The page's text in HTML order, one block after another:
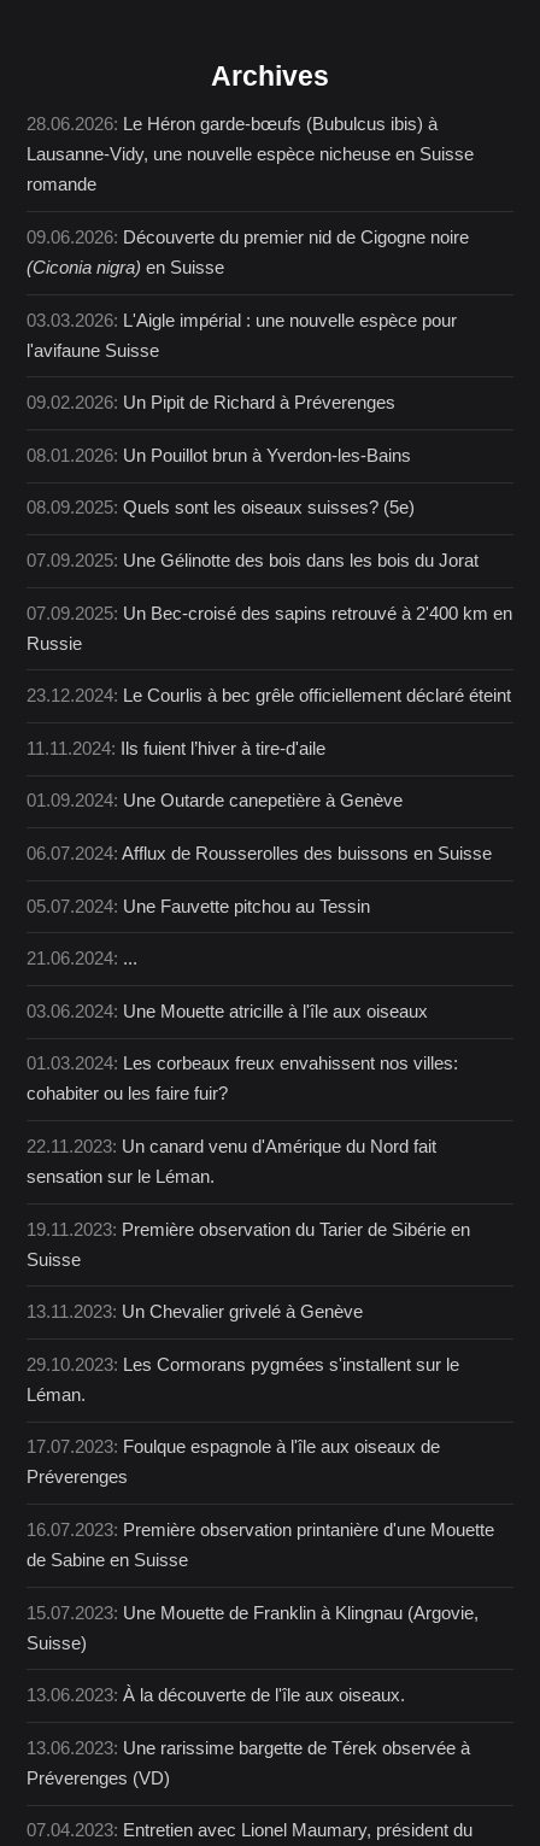
Archives
28.06.2026: Le Héron garde-bœufs (Bubulcus ibis) à
Lausanne-Vidy, une nouvelle espèce nicheuse en Suisse
romande
09.06.2026: Découverte du premier nid de Cigogne noire
(Ciconia nigra) en Suisse
03.03.2026: L'Aigle impérial : une nouvelle espèce pour
l'avifaune Suisse
09.02.2026: Un Pipit de Richard à Préverenges
08.01.2026: Un Pouillot brun à Yverdon-les-Bains
08.09.2025:Quels sont les oiseaux suisses? (5e)
07.09.2025: Une Gélinotte des bois dans les bois du Jorat
07.09.2025: Un Bec-croisé des sapins retrouvé à 2'400 km en
Russie
23.12.2024: Le Courlis à bec grêle officiellement déclaré éteint
11.11.2024: Ils fuient l’hiver à tire-d'aile
01.09.2024: Une Outarde canepetière à Genève
06.07.2024:Afflux de Rousserolles des buissons en Suisse
05.07.2024: Une Fauvette pitchou au Tessin
21.06.2024: ...
03.06.2024: Une Mouette atricille à l'île aux oiseaux
01.03.2024: Les corbeaux freux envahissent nos villes:
cohabiter ou les faire fuir?
22.11.2023: Un canard venu d'Amérique du Nord fait
sensation sur le Léman.
19.11.2023: Première observation du Tarier de Sibérie en
Suisse
13.11.2023: Un Chevalier grivelé à Genève
29.10.2023: Les Cormorans pygmées s'installent sur le
Léman.
17.07.2023: Foulque espagnole à l'île aux oiseaux de
Préverenges
16.07.2023: Première observation printanière d'une Mouette
de Sabine en Suisse
15.07.2023: Une Mouette de Franklin à Klingnau (Argovie,
Suisse)
13.06.2023:À la découverte de l'île aux oiseaux.
13.06.2023: Une rarissime bargette de Térek observée à
Préverenges (VD)
07.04.2023: Entretien avec Lionel Maumary, président du